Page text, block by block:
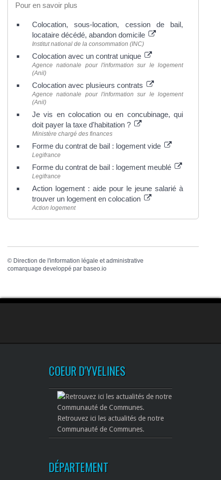
Pour en savoir plus
Colocation, sous-location, cession de bail,
locataire décédé, abandon domicile
Institut national de la consommation (INC)
Colocation avec un contrat unique
Agence nationale pour l'information sur le logement
(Anil)
Colocation avec plusieurs contrats
Agence nationale pour l'information sur le logement
(Anil)
Je vis en colocation ou en concubinage, qui
doit payer la taxe d'habitation ?
Ministère chargé des finances
Forme du contrat de bail : logement vide
Legifrance
Forme du contrat de bail : logement meublé
Legifrance
Action logement : aide pour le jeune salarié à
trouver un logement en colocation
Action logement
© Direction de l'information légale et administrative
comarquage developpé par baseo.io
COEUR D'YVELINES
Retrouvez ici les actualités de notre
Communauté de Communes.
DÉPARTEMENT